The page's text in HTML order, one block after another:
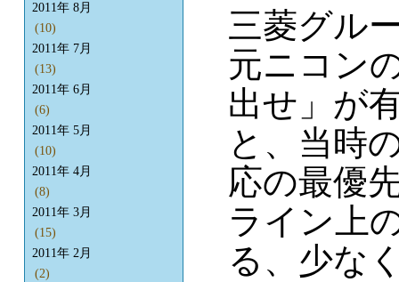
三菱グル
元ニコン
出せ」が
と、当時
応の最優
ライン上
る、少な
2011年 8月
(10)
2011年 7月
(13)
2011年 6月
(6)
2011年 5月
(10)
2011年 4月
(8)
2011年 3月
(15)
2011年 2月
(2)